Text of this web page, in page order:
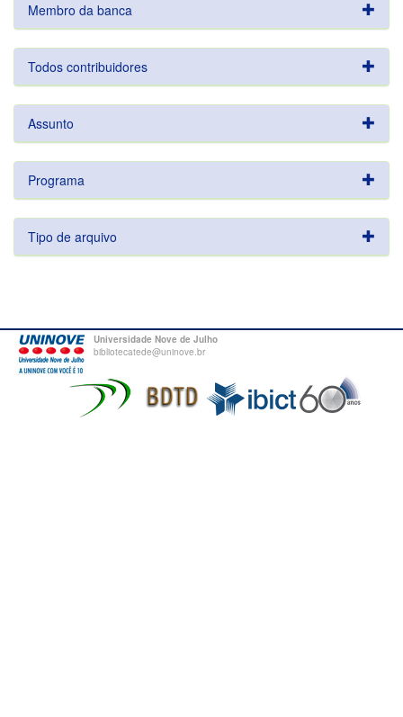
Membro da banca
Todos contribuidores
Assunto
Programa
Tipo de arquivo
Universidade Nove de Julho
bibliotecatede@uninove.br